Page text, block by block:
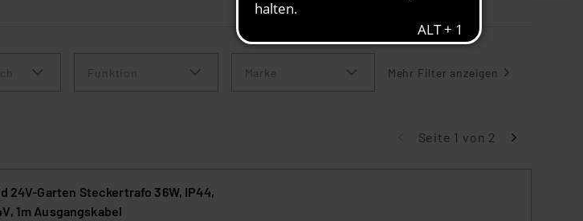
Funktion Marke Mehr Filter anzeigen
Seite 1 von 2
24V-Garten Steckertrafo 36W, IP44,
1m Ausgangskabel